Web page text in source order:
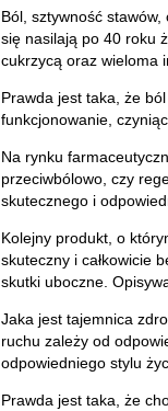
Ból, sztywność
się nasilają po 40 roku
cukrzycą oraz wieloma
Prawda jest taka, że
funkcjonowanie,
Na rynku
przeciwbólowo, czy
skutecznego i
Kolejny produkt, o
skuteczny i całkowicie
skutki uboczne.
Jaka jest tajemnica
ruchu zależy od
odpowiedniego stylu
Prawda jest taka, że